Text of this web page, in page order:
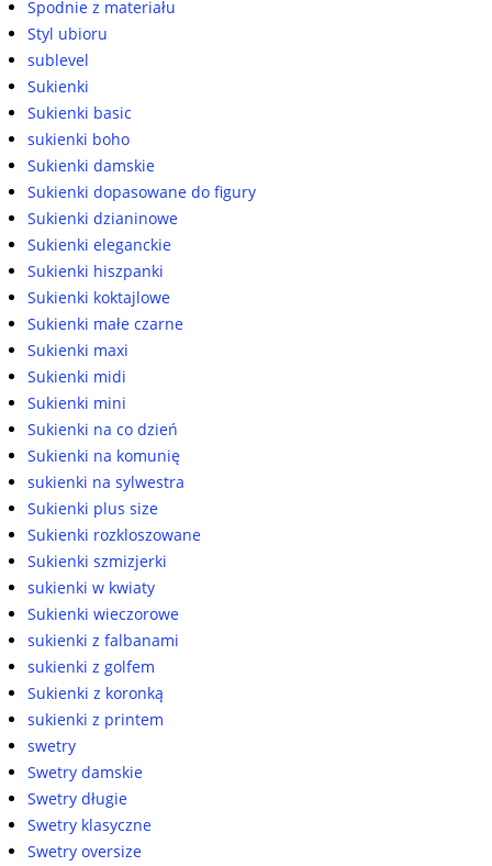
Spodnie z materiału
Styl ubioru
sublevel
Sukienki
Sukienki basic
sukienki boho
Sukienki damskie
Sukienki dopasowane do figury
Sukienki dzianinowe
Sukienki eleganckie
Sukienki hiszpanki
Sukienki koktajlowe
Sukienki małe czarne
Sukienki maxi
Sukienki midi
Sukienki mini
Sukienki na co dzień
Sukienki na komunię
sukienki na sylwestra
Sukienki plus size
Sukienki rozkloszowane
Sukienki szmizjerki
sukienki w kwiaty
Sukienki wieczorowe
sukienki z falbanami
sukienki z golfem
Sukienki z koronką
sukienki z printem
swetry
Swetry damskie
Swetry długie
Swetry klasyczne
Swetry oversize